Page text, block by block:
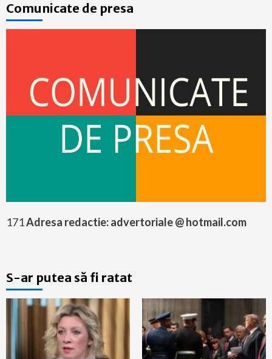
Comunicate de presa
171Adresa redactie: advertoriale @ hotmail.com
S-ar putea să fi ratat